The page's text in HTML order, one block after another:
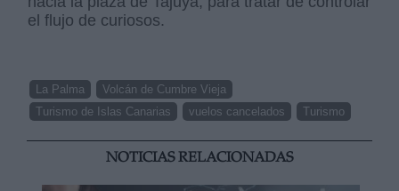
el flujo de curiosos.
La Palma
Volcán de Cumbre Vieja
Turismo de Islas Canarias
vuelos cancelados Turismo
NOTICIAS RELACIONADAS